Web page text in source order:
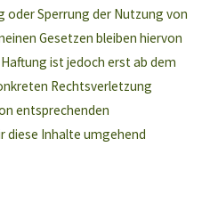
Sperrung der Nutzung von
Gesetzen bleiben hiervon
ist jedoch erst ab dem
Rechtsverletzung
entsprechenden
diese Inhalte umgehend